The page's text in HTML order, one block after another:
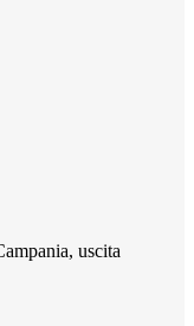
uscita